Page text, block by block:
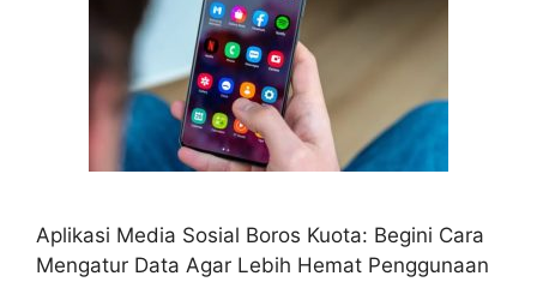
Aplikasi Media Sosial Boros Kuota: Begini Cara
Mengatur Data Agar Lebih Hemat Penggunaan